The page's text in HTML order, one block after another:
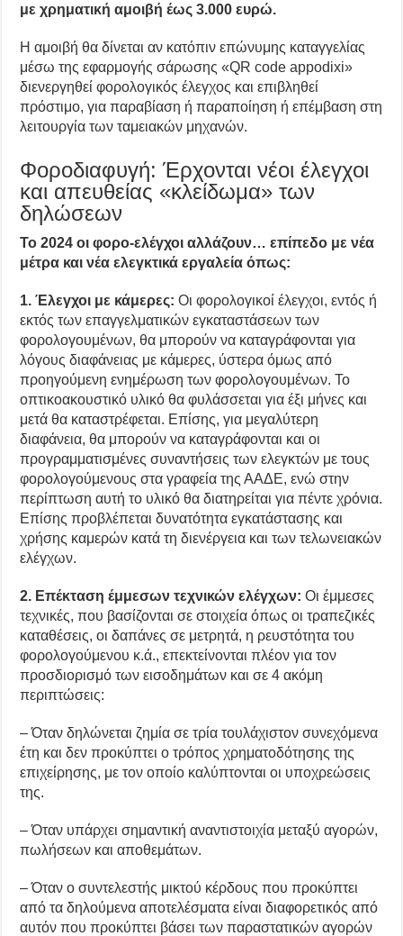
με χρηματική αμοιβή έως 3.000 ευρώ.
Η αμοιβή θα δίνεται αν κατόπιν επώνυμης καταγγελίας
μέσω της εφαρμογής σάρωσης «QR code appodixi»
διενεργηθεί φορολογικός έλεγχος και επιβληθεί
πρόστιμο, για παραβίαση ή παραποίηση ή επέμβαση στη
λειτουργία των ταμειακών μηχανών.
Φοροδιαφυγή: Έρχονται νέοι έλεγχοι
και απευθείας «κλείδωμα» των
δηλώσεων
Το 2024 οι φορο-ελέγχοι αλλάζουν… επίπεδο με νέα
μέτρα και νέα ελεγκτικά εργαλεία όπως:
1. Έλεγχοι με κάμερες: Οι φορολογικοί έλεγχοι, εντός ή
εκτός των επαγγελματικών εγκαταστάσεων των
φορολογουμένων, θα μπορούν να καταγράφονται για
λόγους διαφάνειας με κάμερες, ύστερα όμως από
προηγούμενη ενημέρωση των φορολογουμένων. Το
οπτικοακουστικό υλικό θα φυλάσσεται για έξι μήνες και
μετά θα καταστρέφεται. Επίσης, για μεγαλύτερη
διαφάνεια, θα μπορούν να καταγράφονται και οι
προγραμματισμένες συναντήσεις των ελεγκτών με τους
φορολογούμενους στα γραφεία της ΑΑΔΕ, ενώ στην
περίπτωση αυτή το υλικό θα διατηρείται για πέντε χρόνια.
Επίσης προβλέπεται δυνατότητα εγκατάστασης και
χρήσης καμερών κατά τη διενέργεια και των τελωνειακών
ελέγχων.
2. Επέκταση έμμεσων τεχνικών ελέγχων: Οι έμμεσες
τεχνικές, που βασίζονται σε στοιχεία όπως οι τραπεζικές
καταθέσεις, οι δαπάνες σε μετρητά, η ρευστότητα του
φορολογούμενου κ.ά., επεκτείνονται πλέον για τον
προσδιορισμό των εισοδημάτων και σε 4 ακόμη
περιπτώσεις:
– Όταν δηλώνεται ζημία σε τρία τουλάχιστον συνεχόμενα
έτη και δεν προκύπτει ο τρόπος χρηματοδότησης της
επιχείρησης, με τον οποίο καλύπτονται οι υποχρεώσεις
της.
– Όταν υπάρχει σημαντική αναντιστοιχία μεταξύ αγορών,
πωλήσεων και αποθεμάτων.
– Όταν ο συντελεστής μικτού κέρδους που προκύπτει
από τα δηλούμενα αποτελέσματα είναι διαφορετικός από
αυτόν που προκύπτει βάσει των παραστατικών αγορών